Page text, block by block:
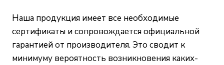
Наша продукция имеет все необходимые
сертификаты и сопровождается официальной
гарантией от производителя. Это сводит к
минимуму вероятность возникновения каких-